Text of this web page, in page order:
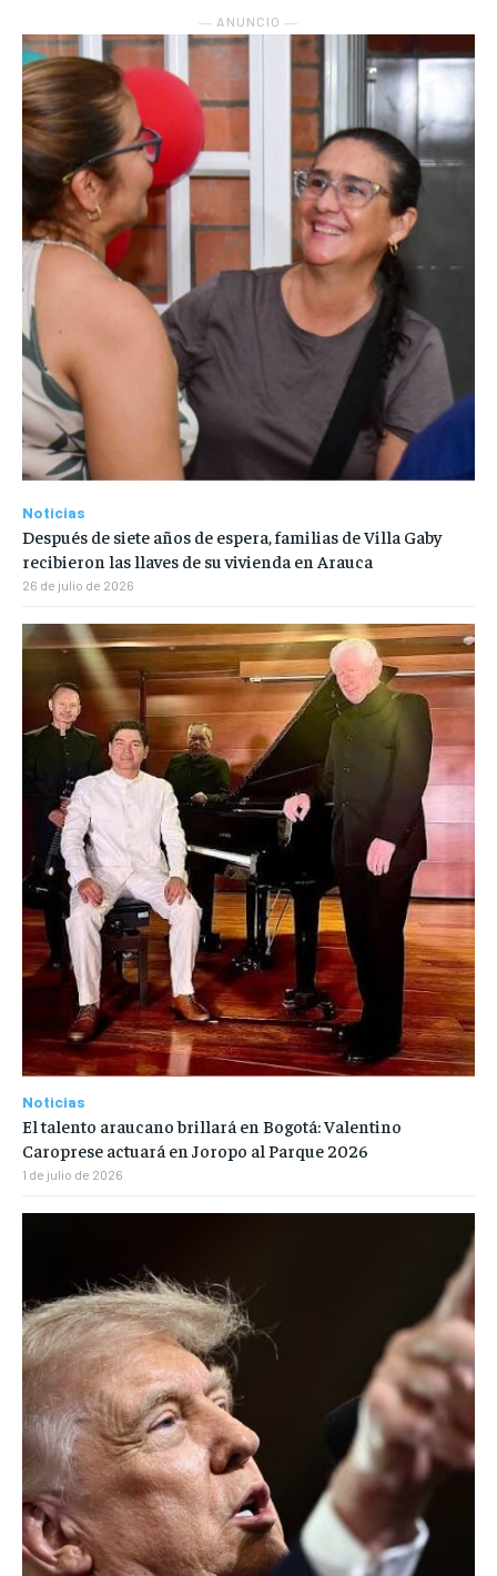
― ANUNCIO ―
Noticias
Después de siete años de espera, familias de Villa Gaby
recibieron las llaves de su vivienda en Arauca
26 de julio de 2026
Noticias
El talento araucano brillará en Bogotá: Valentino
Caroprese actuará en Joropo al Parque 2026
1 de julio de 2026